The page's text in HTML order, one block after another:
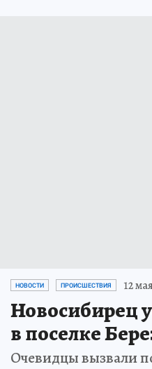
НОВОСТИ ПРОИСШЕСТВИЯ 12
Новосибирец
в поселке
Очевидцы вызвали